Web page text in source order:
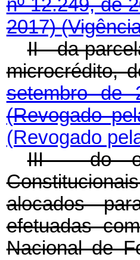
nº 12.249, de
2017)
II - da
microcrédito,
setembro
(Revogado
(Revogado
III - do
alocados
efetuadas
Nacional de